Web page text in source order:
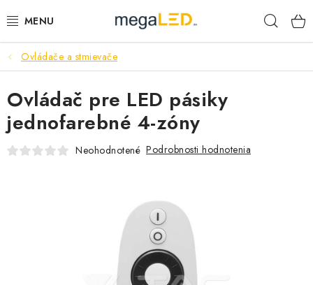
na
PRIEMYSEL
SVIETIDLÁ
ŽIAROVKY A TRUBICE
SAMSUNG SVIETIDLÁ
Ovládače a stmievače
Ovládač pre LED pásiky
jednofarebné 4-zóny
Neohodnotené Podrobnosti hodnotenia